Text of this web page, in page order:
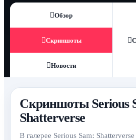
Обзор
Скриншоты
Новости
Скриншоты Serious
Shatterverse
В галерее Serious Sam: